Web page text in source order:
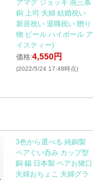
アマグ ジョッキ 燕三条
銅 上司 夫婦 結婚祝い
新居祝い 退職祝い 贈り
物 ビール ハイボール ア
イスティー)
価格:4,550円
(2022/5/24 17:48時点)
3色から選べる 純銅製
ペアぐい呑み カップ型
銅 錫 日本製 ペアお猪口
夫婦おちょこ 夫婦グラ